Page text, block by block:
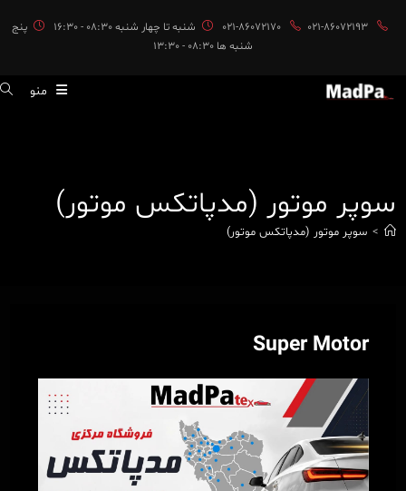
محتوا
021-86072170 021-86072193 شنبه تا چهار شنبه 08:30 - 16:30
پنج
شنبه ها 08:30 - 13:30
منو
سوپر موتور (مدپاتکس موتور)
> سوپر موتور (مدپاتکس موتور)
Super Motor